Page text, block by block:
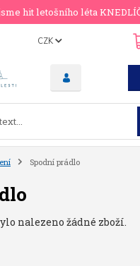
hit letošního léta
CZK
Spodní prádlo
nalezeno žádné zboží.